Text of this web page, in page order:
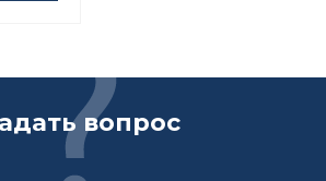
вопрос